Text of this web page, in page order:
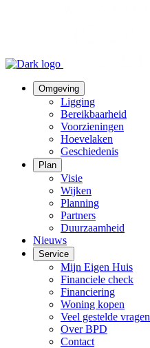
Omgeving
Ligging
Bereikbaarheid
Voorzieningen
Hoevelaken
Geschiedenis
Plan
Visie
Wijken
Planning
Partners
Duurzaamheid
Nieuws
Service
Mijn Eigen Huis
Financiele check
Financiering
Woning kopen
Veel gestelde vragen
Over BPD
Contact